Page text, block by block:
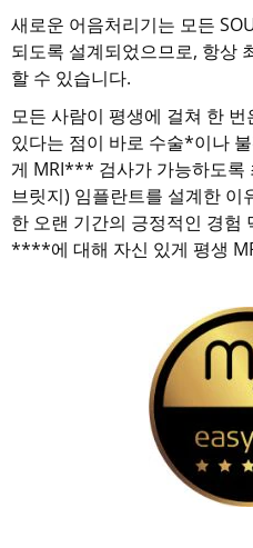
새로운 어음처리기는 모든
되도록 설계되었으므로, 항상
할 수 있습니다.
모든 사람이 평생에 걸쳐 한
있다는 점이 바로 수술*이나
게 MRI*** 검사가 가능하도록
브릿지) 임플란트를 설계한 이
한 오랜 기간의 긍정적인 경험
****에 대해 자신 있게 평생